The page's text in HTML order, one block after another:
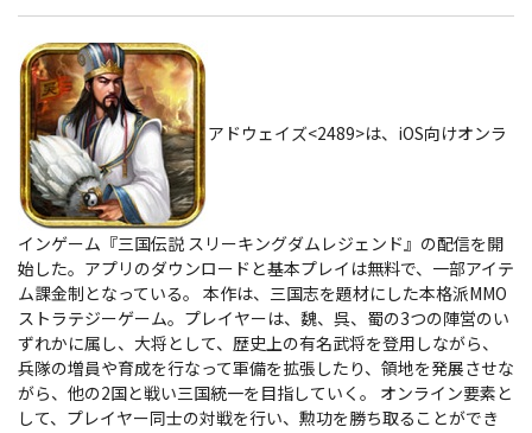
アドウェイズ<2489>は、iOS向けオンラ
インゲーム『三国伝説 スリーキングダムレジェンド』の配信を開
始した。アプリのダウンロードと基本プレイは無料で、一部アイテ
ム課金制となっている。 本作は、三国志を題材にした本格派MMO
ストラテジーゲーム。プレイヤーは、魏、呉、蜀の3つの陣営のい
ずれかに属し、大将として、歴史上の有名武将を登用しながら、
兵隊の増員や育成を行なって軍備を拡張したり、領地を発展させな
がら、他の2国と戦い三国統一を目指していく。 オンライン要素と
して、プレイヤー同士の対戦を行い、勲功を勝ち取ることができ